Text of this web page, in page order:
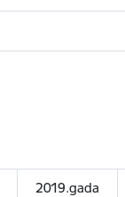
2019.gada